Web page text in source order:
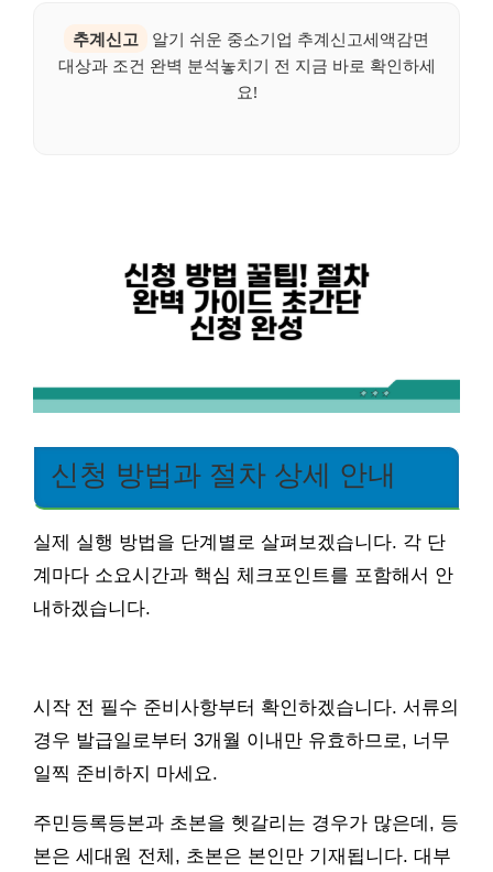
추계신고
알기 쉬운 중소기업 추계신고세액감면
대상과 조건 완벽 분석놓치기 전 지금 바로 확인하세
요!
신청 방법과 절차 상세 안내
실제 실행 방법을 단계별로 살펴보겠습니다. 각 단
계마다 소요시간과 핵심 체크포인트를 포함해서 안
내하겠습니다.
시작 전 필수 준비사항부터 확인하겠습니다. 서류의
경우 발급일로부터 3개월 이내만 유효하므로, 너무
일찍 준비하지 마세요.
주민등록등본과 초본을 헷갈리는 경우가 많은데, 등
본은 세대원 전체, 초본은 본인만 기재됩니다. 대부